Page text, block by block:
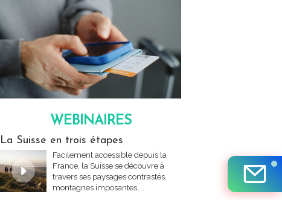
WEBINAIRES
La Suisse en trois étapes
Facilement accessible depuis la
France, la Suisse se découvre à
travers ses paysages contrastés,
montagnes imposantes,...